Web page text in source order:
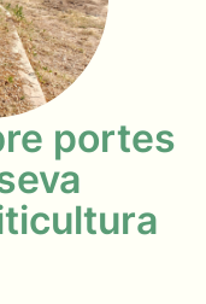
portes